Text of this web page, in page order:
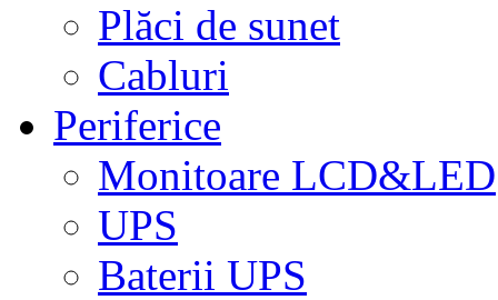
Plăci de sunet
Cabluri
Periferice
Monitoare LCD&LED
UPS
Baterii UPS